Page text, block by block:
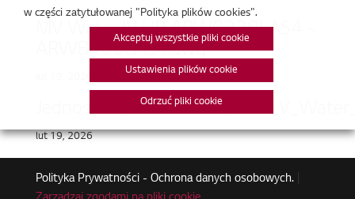
MV Water IV HR ARWB220LAS4 ~
ARWB400LAS4.dwg
lut 19, 2026
Polityka Prywatności - Ochrona danych osobowych.|
w części zatytułowanej "Polityka plików cookies".
Akceptuj wszystkie pliki cookie
Ustawienia plików cookie
Odrzuć pliki cookie